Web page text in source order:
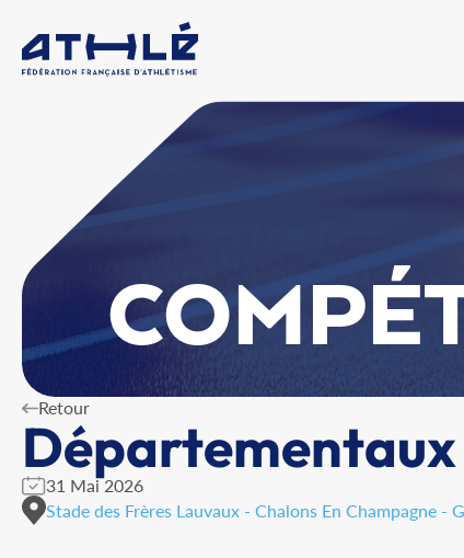
Retour
Départementaux
31 Mai 2026
Stade des Frères Lauvaux - Chalons En Champagne -